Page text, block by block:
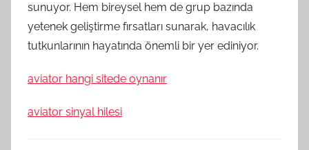
sunuyor. Hem bireysel hem de grup bazında
yetenek geliştirme fırsatları sunarak, havacılık
tutkunlarının hayatında önemli bir yer ediniyor.
aviator hangi sitede oynanır
aviator sinyal hilesi